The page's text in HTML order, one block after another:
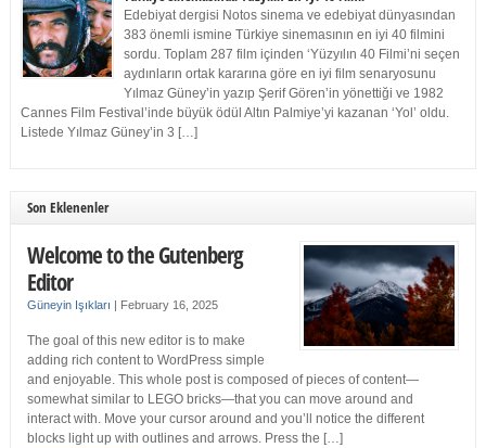
Edebiyat dergisi Notos sinema ve edebiyat dünyasından
383 önemli ismine Türkiye sinemasının en iyi 40 filmini
sordu. Toplam 287 film içinden ‘Yüzyılın 40 Filmi’ni seçen
aydınların ortak kararına göre en iyi film senaryosunu
Yılmaz Güney’in yazıp Şerif Gören’in yönettiği ve 1982
Cannes Film Festival’inde büyük ödül Altın Palmiye’yi kazanan ‘Yol’ oldu.
Listede Yılmaz Güney’in 3 […]
Son Eklenenler
Welcome to the Gutenberg
Editor
Güneyin Işıkları | February 16, 2025
The goal of this new editor is to make
adding rich content to WordPress simple
and enjoyable. This whole post is composed of pieces of content—
somewhat similar to LEGO bricks—that you can move around and
interact with. Move your cursor around and you’ll notice the different
blocks light up with outlines and arrows. Press the […]